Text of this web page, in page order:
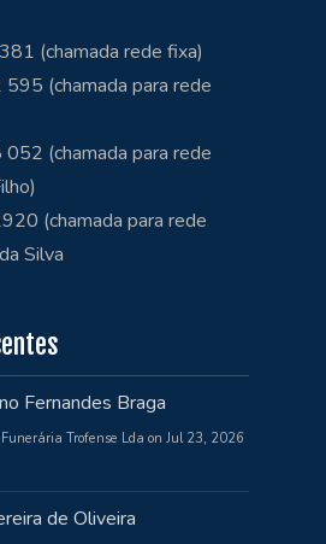
(chamada rede fixa)
(chamada para rede
(chamada para rede
(chamada para rede
Silva
Fernandes Braga
Trofense Lda on Jul 23, 2026
de Oliveira